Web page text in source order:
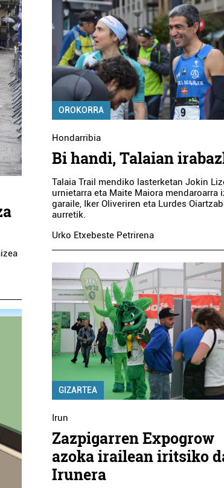
OROKORRA
Hondarribia
Bi handi, Talaian
Talaia Trail mendiko lasterketan Jokin
urnietarra eta Maite Maiora mendaroarra
garaile, Iker Oliveriren eta Lurdes
aurretik.
Urko Etxebeste Petrirena
GIZARTEA
Irun
Zazpigarren Expogrow
azoka irailean iritsiko
Irunera